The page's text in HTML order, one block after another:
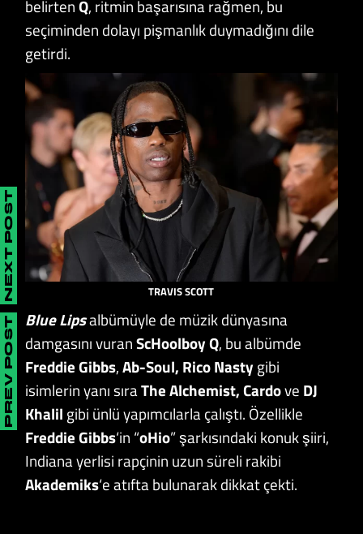
belirtenQ, ritmin başarısına rağmen, bu
seçiminden dolayı pişmanlık duymadığını dile
getirdi.
TRAVIS SCOTT
Blue Lipsalbümüyle de müzik dünyasına
damgasını vuranScHoolboy Q, bu albümde
Freddie Gibbs,Ab-Soul, Rico Nasty gibi
isimlerin yanı sıraThe Alchemist, Cardove DJ
Khalil gibi ünlü yapımcılarla çalıştı. Özellikle
Freddie Gibbs‘in “oHio” şarkısındaki konuk şiiri,
Indiana yerlisi rapçinin uzun süreli rakibi
Akademiks‘e atıfta bulunarak dikkat çekti.
PREV POST
NEXT POST